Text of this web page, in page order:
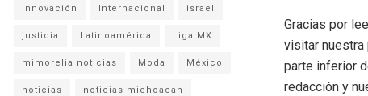
Gracias por
visitar nuestra
parte inferior
redacción y
Innovación Internacional israel
justicia Latinoamérica Liga MX
mimorelia noticias Moda México
noticias noticias michoacan